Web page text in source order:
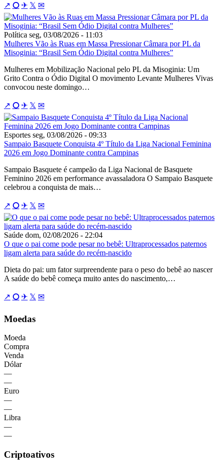
↗ ⭘ ✈ 𝕏 ✉
Política seg, 03/08/2026 - 11:03
Mulheres Vão às Ruas em Massa Pressionar Câmara por PL da
Misoginia: “Brasil Sem Ódio Digital contra Mulheres”
Mulheres em Mobilização Nacional pelo PL da Misoginia: Um
Grito Contra o Ódio Digital O movimento Levante Mulheres Vivas
convocou neste domingo…
↗ ⭘ ✈ 𝕏 ✉
Esportes seg, 03/08/2026 - 09:33
Sampaio Basquete Conquista 4º Título da Liga Nacional Feminina
2026 em Jogo Dominante contra Campinas
Sampaio Basquete é campeão da Liga Nacional de Basquete
Feminino 2026 em performance avassaladora O Sampaio Basquete
celebrou a conquista de mais…
↗ ⭘ ✈ 𝕏 ✉
Saúde dom, 02/08/2026 - 22:04
O que o pai come pode pesar no bebê: Ultraprocessados paternos
ligam alerta para saúde do recém-nascido
Dieta do pai: um fator surpreendente para o peso do bebê ao nascer
A saúde do bebê começa muito antes do nascimento,…
↗ ⭘ ✈ 𝕏 ✉
Moedas
Moeda
Compra
Venda
Dólar
—
—
Euro
—
—
Libra
—
—
Criptoativos